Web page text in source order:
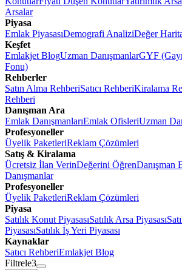
Arsalar
Piyasa
Emlak PiyasasıDemografi AnaliziDeğer
Keşfet
Emlakjet BlogUzman DanışmanlarGYF
Fonu)
Rehberler
Satın Alma RehberiSatıcı RehberiKiralama
Rehberi
Danışman Ara
Emlak DanışmanlarıEmlak OfisleriUzman
Profesyoneller
Üyelik PaketleriReklam Çözümleri
Satış & Kiralama
Ücretsiz İlan VerinDeğerini ÖğrenDanışman
Danışmanlar
Profesyoneller
Üyelik PaketleriReklam Çözümleri
Piyasa
Satılık Konut PiyasasıSatılık Arsa Piyasası
PiyasasıSatılık İş Yeri Piyasası
Kaynaklar
Satıcı RehberiEmlakjet Blog
Filtrele3